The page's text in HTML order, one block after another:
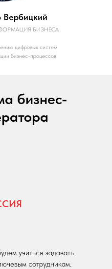
Вербицкий
БИЗНЕСА
цифровых систем
бизнес-процессов
бизнес-
учиться задавать
сотрудникам.